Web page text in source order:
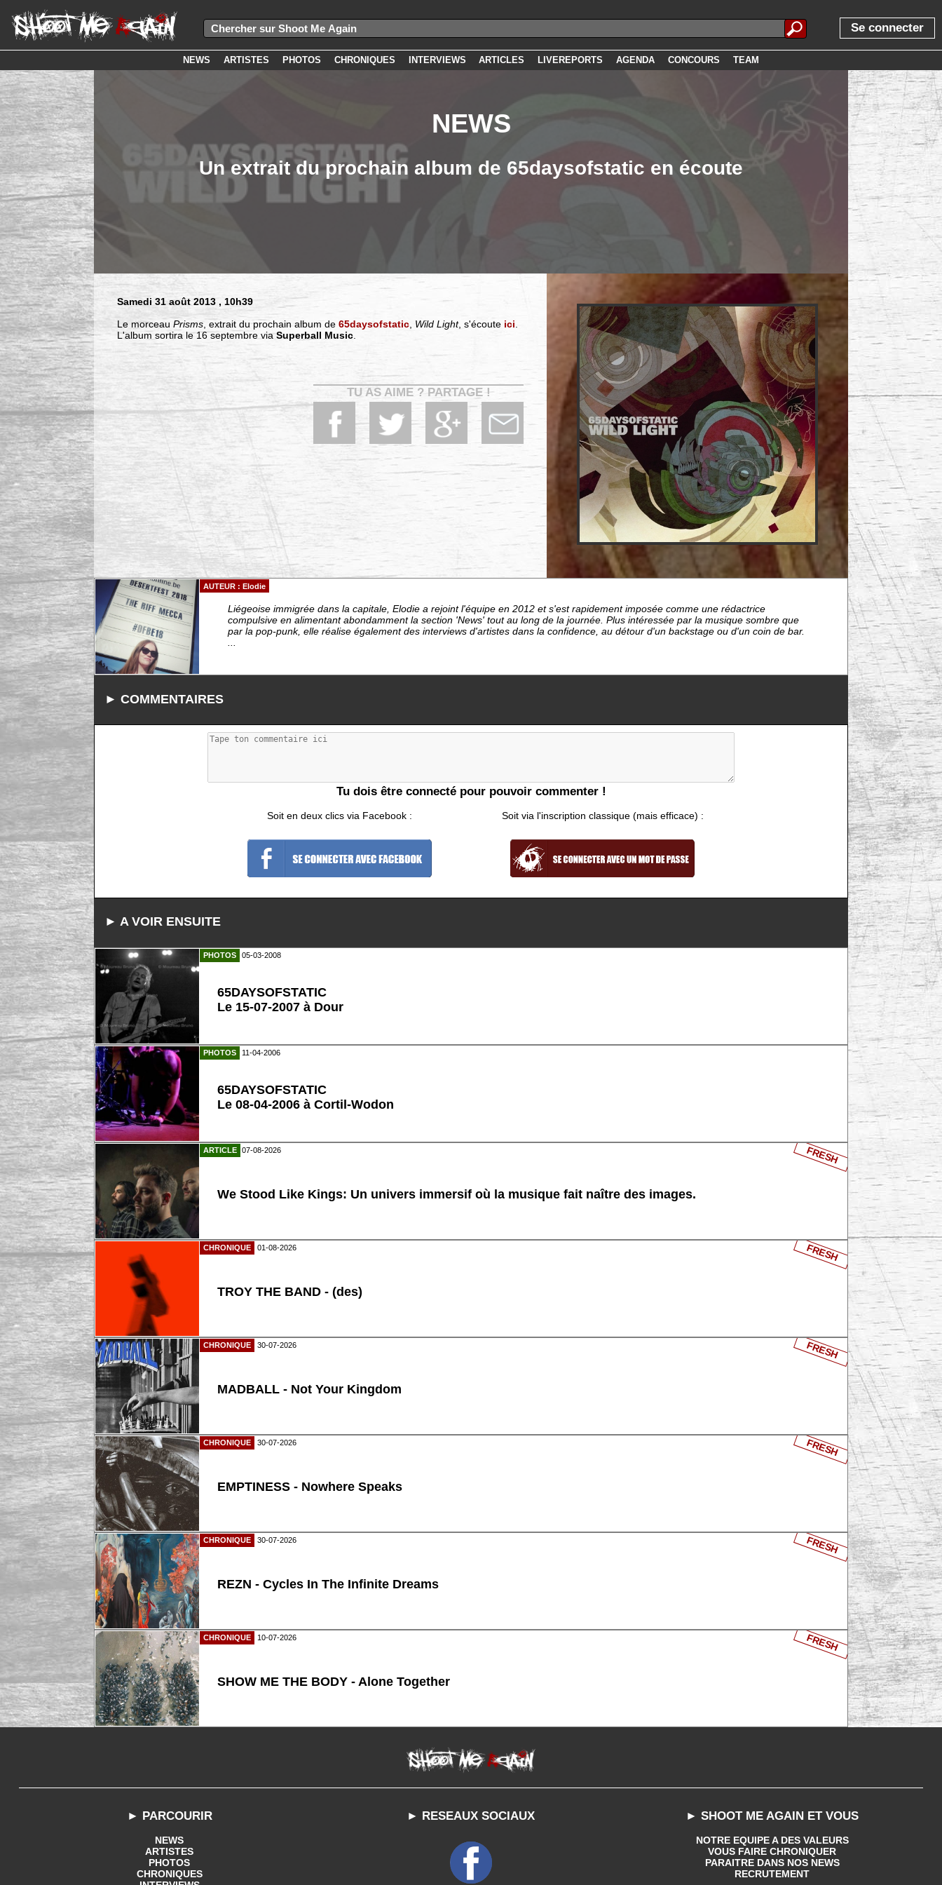
Se connecter
NEWS ARTISTES PHOTOS CHRONIQUES INTERVIEWS ARTICLES LIVEREPORTS AGENDA CONCOURS TEAM
NEWS
Un extrait du prochain album de 65daysofstatic en écoute
Samedi 31 août 2013 , 10h39
Le morceau Prisms, extrait du prochain album de 65daysofstatic, Wild Light, s'écoute ici.
L'album sortira le 16 septembre viaSuperball Music.
TU AS AIME ? PARTAGE !
AUTEUR : Elodie
Liégeoise immigrée dans la capitale, Elodie a rejoint l'équipe en 2012 et s'est rapidement imposée comme une rédactrice
compulsive en alimentant abondamment la section 'News' tout au long de la journée. Plus intéressée par la musique sombre que
par la pop-punk, elle réalise également des interviews d'artistes dans la confidence, au détour d'un backstage ou d'un coin de bar.
...
► COMMENTAIRES
Tu dois être connecté pour pouvoir commenter !
Soit en deux clics via Facebook : Soit via l'inscription classique (mais efficace) :
► A VOIR ENSUITE
PHOTOS 05-03-2008
65DAYSOFSTATIC
Le 15-07-2007 à Dour
PHOTOS 11-04-2006
65DAYSOFSTATIC
Le 08-04-2006 à Cortil-Wodon
ARTICLE 07-08-2026
We Stood Like Kings: Un univers immersif où la musique fait naître des images.
FRESH
CHRONIQUE 01-08-2026
TROY THE BAND - (des)
FRESH
CHRONIQUE 30-07-2026
MADBALL - Not Your Kingdom
FRESH
CHRONIQUE 30-07-2026
EMPTINESS - Nowhere Speaks
FRESH
CHRONIQUE 30-07-2026
REZN - Cycles In The Infinite Dreams
FRESH
CHRONIQUE 10-07-2026
SHOW ME THE BODY - Alone Together
FRESH
► PARCOURIR
NEWS
ARTISTES
PHOTOS
CHRONIQUES
► RESEAUX SOCIAUX ► SHOOT ME AGAIN ET VOUS
NOTRE EQUIPE A DES VALEURS
VOUS FAIRE CHRONIQUER
PARAITRE DANS NOS NEWS
RECRUTEMENT